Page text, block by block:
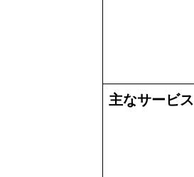
主なサービス